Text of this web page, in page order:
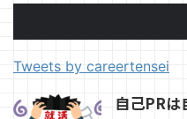
Tweets by careertensei
自己PRは